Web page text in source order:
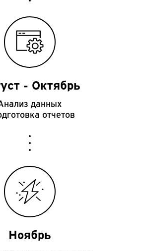
- Октябрь
данных
отчетов
Ноябрь